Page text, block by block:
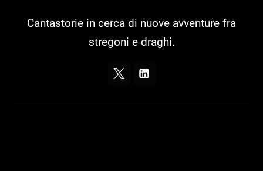
Cantastorie in cerca di nuove avventure fra
stregoni e draghi.